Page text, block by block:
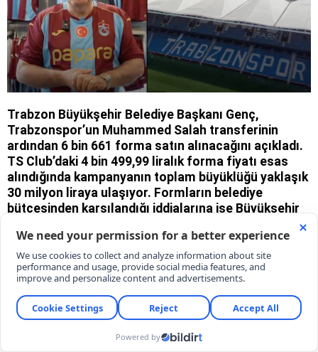
Trabzon Büyükşehir Belediye Başkanı Genç,
Trabzonspor’un Muhammed Salah transferinin
ardından 6 bin 661 forma satın alınacağını açıkladı.
TS Club’daki 4 bin 499,99 liralık forma fiyatı esas
alındığında kampanyanın toplam büyüklüğü yaklaşık
30 milyon liraya ulaşıyor. Formların belediye
bütçesinden karşılandığı iddialarına ise Büyükşehir